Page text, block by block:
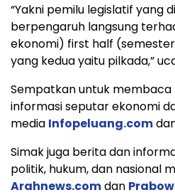
“Yakni pemilu legislatif yang
berpengaruh langsung
ekonomi) first half
yang kedua yaitu pilkada,”
Sempatkan untuk
informasi seputar ekonomi
media Infopeluang.com
Simak juga berita dan
politik, hukum, dan nasional
Arahnews.comdan